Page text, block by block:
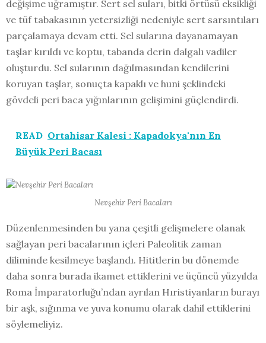
değişime uğramıştır. Sert sel suları, bitki örtüsü eksikliği
ve tüf tabakasının yetersizliği nedeniyle sert sarsıntıları
parçalamaya devam etti. Sel sularına dayanamayan
taşlar kırıldı ve koptu, tabanda derin dalgalı vadiler
oluşturdu. Sel sularının dağılmasından kendilerini
koruyan taşlar, sonuçta kapaklı ve huni şeklindeki
gövdeli peri baca yığınlarının gelişimini güçlendirdi.
READ Ortahisar Kalesi : Kapadokya'nın En
Büyük Peri Bacası
Nevşehir Peri Bacaları
Düzenlenmesinden bu yana çeşitli gelişmelere olanak
sağlayan peri bacalarının içleri Paleolitik zaman
diliminde kesilmeye başlandı. Hititlerin bu dönemde
daha sonra burada ikamet ettiklerini ve üçüncü yüzyılda
Roma İmparatorluğu’ndan ayrılan Hıristiyanların burayı
bir aşk, sığınma ve yuva konumu olarak dahil ettiklerini
söylemeliyiz.